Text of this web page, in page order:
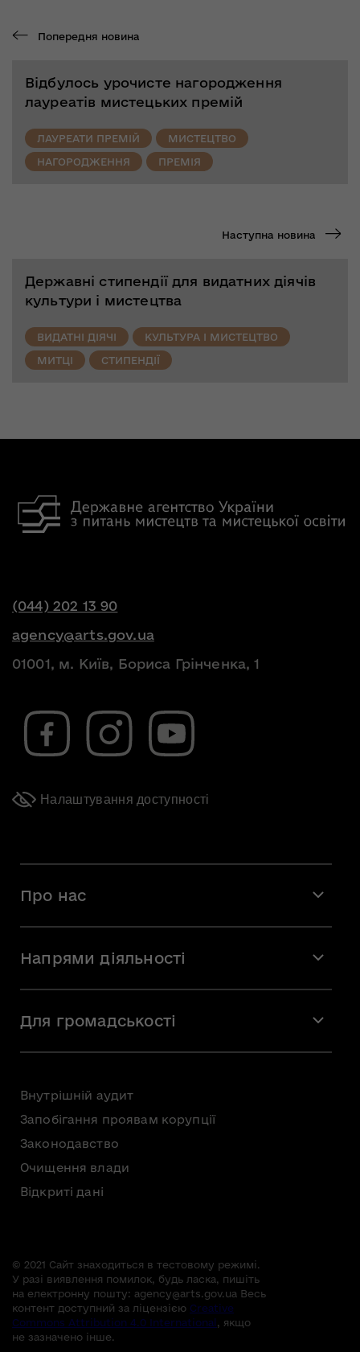
Попередня новина
Відбулось урочисте нагородження
лауреатів мистецьких премій
ЛАУРЕАТИ ПРЕМІЙ МИСТЕЦТВО
НАГОРОДЖЕННЯ ПРЕМІЯ
Наступна новина
Державні стипендії для видатних діячів
культури і мистецтва
ВИДАТНІ ДІЯЧІ КУЛЬТУРА І МИСТЕЦТВО
МИТЦІ СТИПЕНДІЇ
(044) 202 13 90
agency@arts.gov.ua
01001, м. Київ, Бориса Грінченка, 1
Налаштування доступності
Про нас
Команда
Вакансії
Напрями діяльності
Мистецька освіта
Для громадськості
Внутрішній аудит
Запобігання проявам корупції
Законодавство
Очищення влади
Відкриті дані
© 2021 Сайт знаходиться в тестовому режимі.
У разі виявлення помилок, будь ласка, пишіть
на електронну пошту: agency@arts.gov.ua Весь
контент доступний за ліцензією Creative
Commons Attribution 4.0 International , якщо
не зазначено інше.